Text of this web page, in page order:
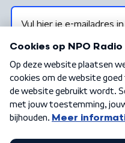
Algemene voorwaarden